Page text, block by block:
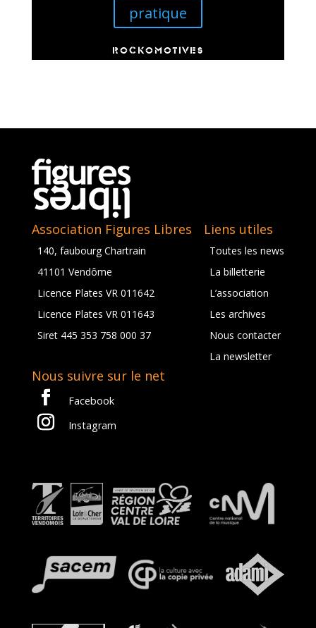
pratique
ROCKOMOTIVES
Association Figures Libres
140, faubourg Chartrain
41101 Vendôme
Licence Plates VR 011642
Licence Plates VR 011643
Siret 445 353 758 000 37
Liens utiles
Toutes les news
La billetterie
L’association
Les archives
Nous contacter
La newsletter
Nous suivre sur le net
Facebook
Instagram